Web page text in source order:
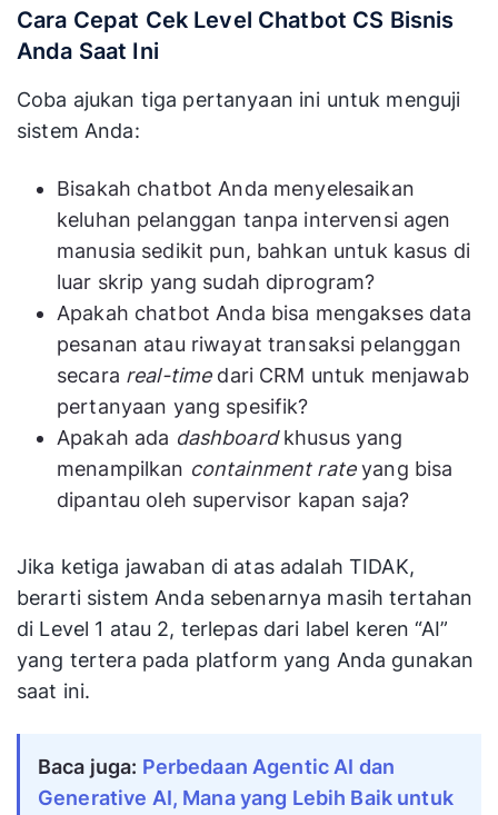
Agentic
AI
keputusan,
eksekusi
multi-
langkah
kirim
agen
55–70%
dan Gartner industry benchmark.
Cara Cepat Cek Level Chatbot CS Bisnis
Anda Saat Ini
Coba ajukan tiga pertanyaan ini untuk menguji
sistem Anda:
Bisakah chatbot Anda menyelesaikan
keluhan pelanggan tanpa intervensi agen
manusia sedikit pun, bahkan untuk kasus di
luar skrip yang sudah diprogram?
Apakah chatbot Anda bisa mengakses data
pesanan atau riwayat transaksi pelanggan
secara real-timedari CRM untuk menjawab
pertanyaan yang spesifik?
Apakah ada dashboardkhusus yang
menampilkan containment rateyang bisa
dipantau oleh supervisor kapan saja?
Jika ketiga jawaban di atas adalah TIDAK,
berarti sistem Anda sebenarnya masih tertahan
di Level 1 atau 2, terlepas dari label keren “AI”
yang tertera pada platform yang Anda gunakan
saat ini.
Baca juga: Perbedaan Agentic AI dan
Generative AI, Mana yang Lebih Baik untuk